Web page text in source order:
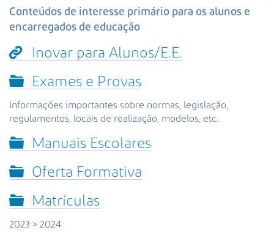
i
a
v
a
n
ç
a
…
Conteúdos de interesse primário para os alunos e
encarregados de educação
Inovar para Alunos/E.E.
Exames e Provas
Informações importantes sobre normas, legislação,
regulamentos, locais de realização, modelos, etc.
Manuais Escolares
Oferta Formativa
Matrículas
2023 > 2024